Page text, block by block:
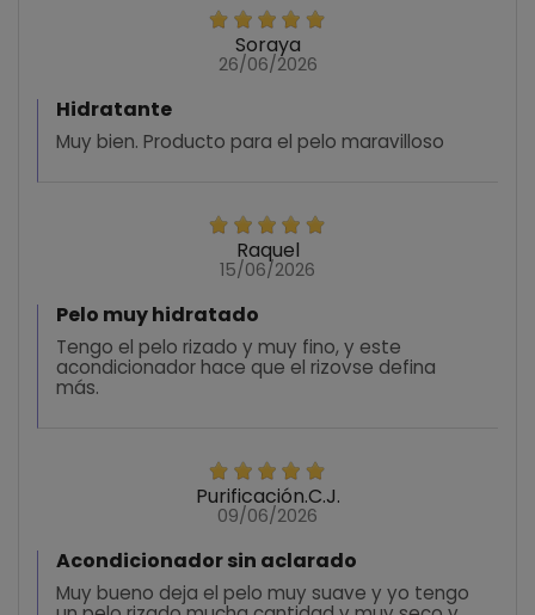
Soraya
26/06/2026
Hidratante
Muy bien. Producto para el pelo maravilloso
Raquel
15/06/2026
Pelo muy hidratado
Tengo el pelo rizado y muy fino, y este
acondicionador hace que el rizovse defina
más.
Purificación.C.J.
09/06/2026
Acondicionador sin aclarado
Muy bueno deja el pelo muy suave y yo tengo